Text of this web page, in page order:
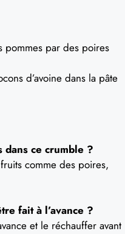
pommes par des poires
d’avoine dans la pâte
dans ce crumble ?
comme des poires,
fait à l’avance ?
et le réchauffer avant